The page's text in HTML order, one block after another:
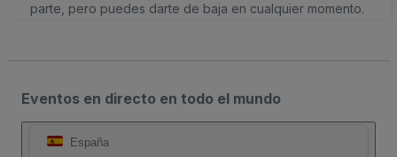
parte, pero puedes darte de baja en cualquier momento.
Eventos en directo en todo el mundo
España